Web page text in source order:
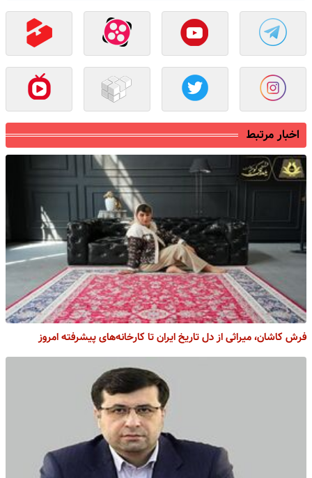
اخبار مرتبط
فرش کاشان، میراثی از دل تاریخ ایران تا کارخانه‌های پیشرفته امروز